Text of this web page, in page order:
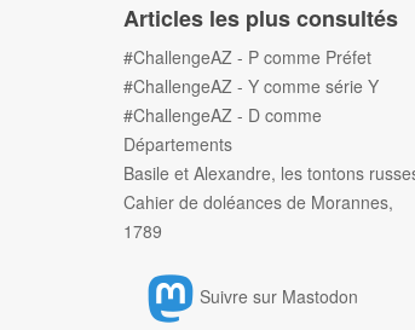
Articles les plus consultés
#ChallengeAZ - P comme Préfet
#ChallengeAZ - Y comme série Y
#ChallengeAZ - D comme
Départements
Basile et Alexandre, les tontons
Cahier de doléances de Morannes,
1789
Suivre sur Mastodon